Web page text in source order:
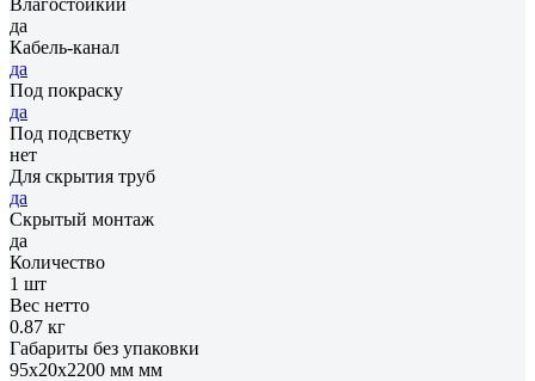
да
Кабель-канал
да
Под покраску
да
Под подсветку
нет
Для скрытия труб
да
Скрытый монтаж
да
Количество
1 шт
Вес нетто
0.87 кг
Габариты без упаковки
95х20х2200 мм мм